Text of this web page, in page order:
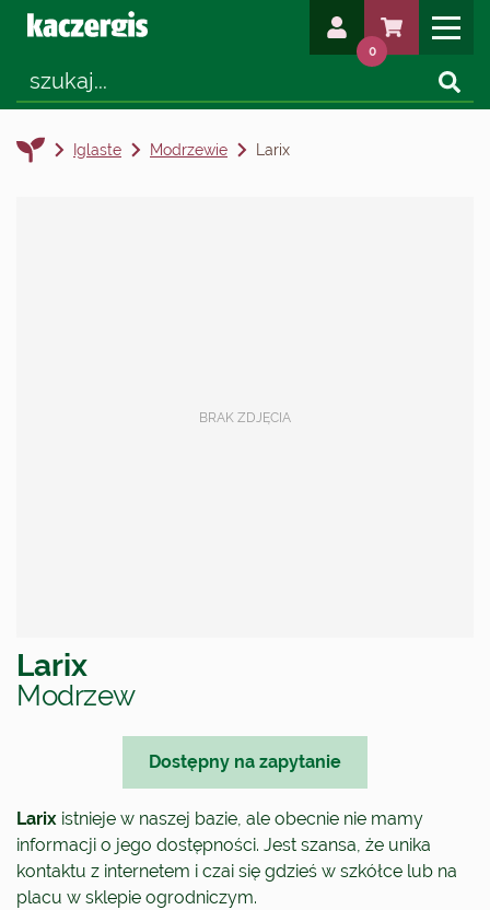
0
Iglaste Modrzewie Larix
Larix
Modrzew
Dostępny na zapytanie
Larix istnieje w naszej bazie, ale obecnie nie mamy
informacji o jego dostępności. Jest szansa, że unika
kontaktu z internetem i czai się gdzieś w szkółce lub na
placu w sklepie ogrodniczym.